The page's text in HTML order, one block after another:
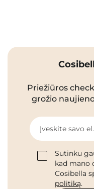
Priežiūros
grožio
Įveskite savo
Sutinku
kad mano
Cosibella
politiką.